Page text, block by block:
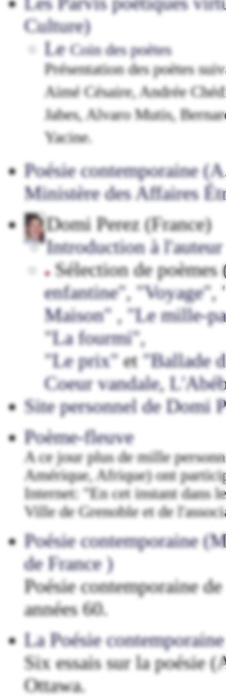
Culture)
LeCoin des poètes
Présentation des poètes
Aimé Césaire, Andrée
Jabes, Alvaro Mutis,
Yacine.
Poésie contemporaine
Ministère des Affaires
Domi Perez (France)
Introduction à l'auteur
Sélection de
enfantine","Voyage",
Maison","Le mille-
"La fourmi",
"Le prix"et"Ballade
Coeur vandale,
Site personnel de Domi
Poème-fleuve
A ce jour plus de mille
Amérique, Afrique) ont
Internet: "En cet instant dans
Ville de Grenoble et de
Poésie contemporaine
de France )
Poésie contemporaine
années 60.
La Poésie
Six essais sur la poésie
Ottawa.